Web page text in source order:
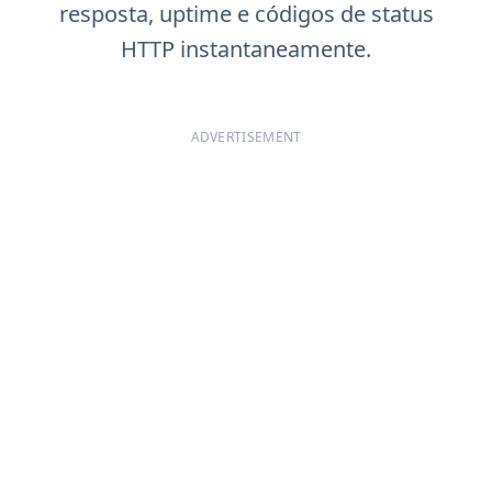
resposta, uptime e códigos de status
HTTP instantaneamente.
ADVERTISEMENT